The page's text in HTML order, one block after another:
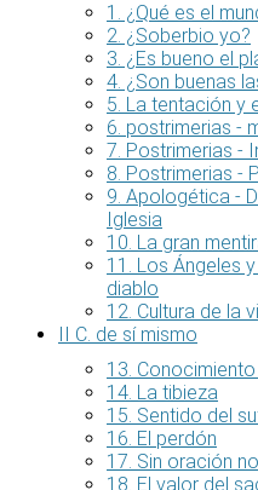
1. ¿Qué es el
2. ¿Soberbio yo?
3. ¿Es bueno el
4. ¿Son buenas
5. La tentación y
6. postrimerias -
7. Postrimerias -
8. Postrimerias -
9. Apologética -
Iglesia
10. La gran
11. Los Ángeles
diablo
12. Cultura de la
II C. de sí mismo
13.
14. La tibieza
15. Sentido del
16. El perdón
17. Sin oración
18. El valor del